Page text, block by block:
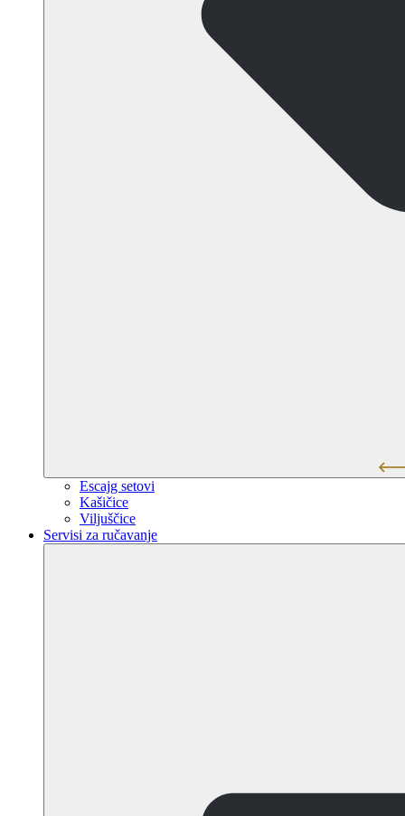
Escajg setovi
Kašičice
Viljuščice
Servisi za ručavanje